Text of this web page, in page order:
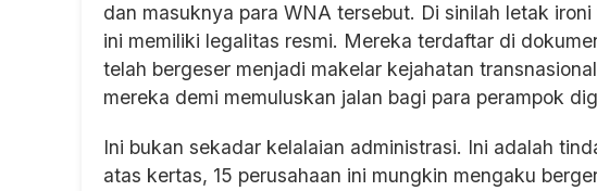
dan masuknya para WNA tersebut. Di sinilah letak
ini memiliki legalitas resmi. Mereka terdaftar di
telah bergeser menjadi makelar kejahatan
mereka demi memuluskan jalan bagi para perampok
Ini bukan sekadar kelalaian administrasi. Ini adalah
atas kertas, 15 perusahaan ini mungkin mengaku